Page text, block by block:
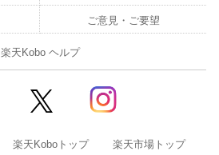
ご意見・ご要望
楽天Kobo ヘルプ
楽天Koboトップ 楽天市場トップ